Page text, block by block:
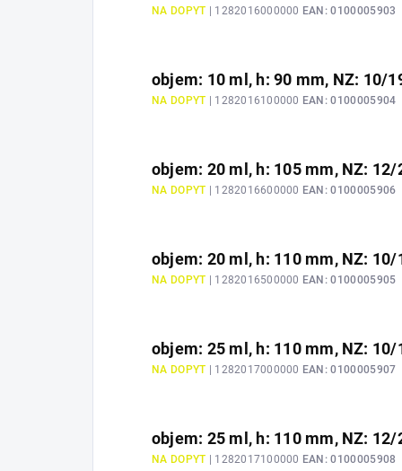
NA DOPYT | 1282016000000 EAN: 0100005903
objem: 10 ml, h: 90 mm, NZ: 10/
NA DOPYT | 1282016100000 EAN: 0100005904
objem: 20 ml, h: 105 mm, NZ: 12/
NA DOPYT | 1282016600000 EAN: 0100005906
objem: 20 ml, h: 110 mm, NZ: 10/
NA DOPYT | 1282016500000 EAN: 0100005905
objem: 25 ml, h: 110 mm, NZ: 10/
NA DOPYT | 1282017000000 EAN: 0100005907
objem: 25 ml, h: 110 mm, NZ: 12/
NA DOPYT | 1282017100000 EAN: 0100005908